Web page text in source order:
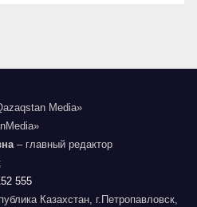
Media»
– главный редактор
555
Казахстан, г.Петропавловск,